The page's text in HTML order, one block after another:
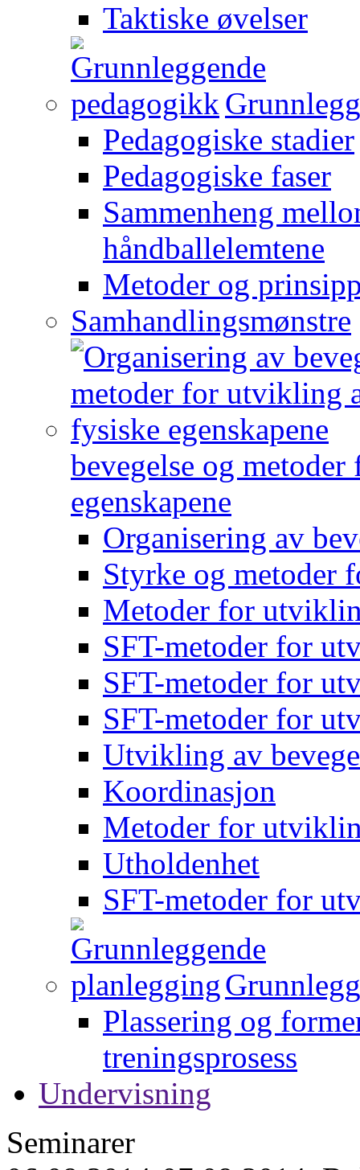
Taktiske øvelser
Pedagogiske stadier
Pedagogiske faser
Sammenheng
håndballelemtene
Metoder og
Samhandlingsmønstre
bevegelse og
egenskapene
Organisering av
Styrke og metoder
Metoder for
SFT-metoder for
SFT-metoder for
SFT-metoder for
Utvikling av
Koordinasjon
Metoder for
Utholdenhet
SFT-metoder for
Plassering og
treningsprosess
Undervisning
Seminarer